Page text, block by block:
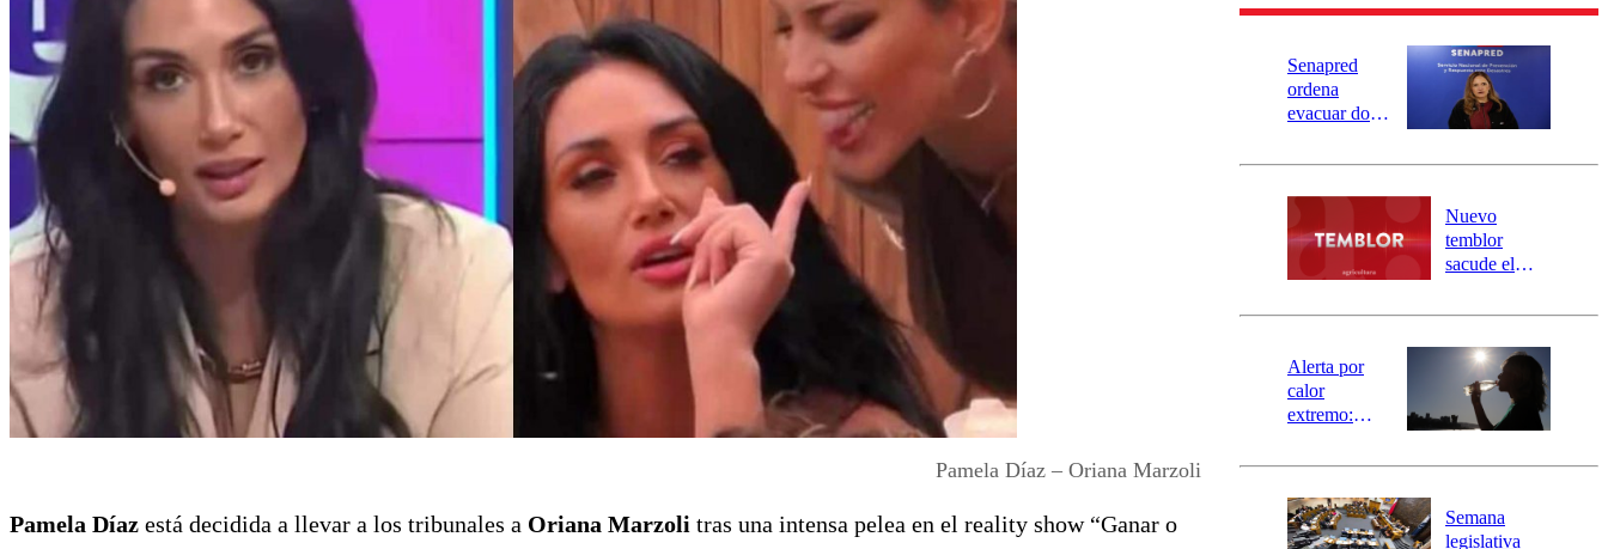
Pamela Díaz – Oriana Marzoli
Pamela Díaz está decidida a llevar a los tribunales a Oriana Marzoli tras una intensa pelea en el reality show “Ganar o
Senapred
ordena
evacuar dos
Carahue por
río Damas:
activa
mensajería
SAE
Nuevo
temblor
sacude el
revisa la
epicentro
Alerta por
calor
extremo:
activa Alerta
Preventiva en
tres comunas
Semana
legislativa